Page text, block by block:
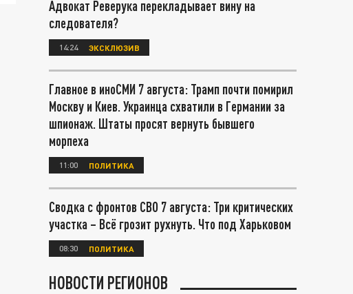
Адвокат Реверука перекладывает вину на
следователя?
14:24 ЭКСКЛЮЗИВ
Главное в иноСМИ 7 августа: Трамп почти помирил
Москву и Киев. Украинца схватили в Германии за
шпионаж. Штаты просят вернуть бывшего
морпеха
11:00 ПОЛИТИКА
Сводка с фронтов СВО 7 августа: Три критических
участка – Всё грозит рухнуть. Что под Харьковом
08:30 ПОЛИТИКА
НОВОСТИ РЕГИОНОВ